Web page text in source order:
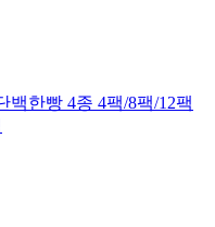
백한빵 4종 4팩/8팩/12팩